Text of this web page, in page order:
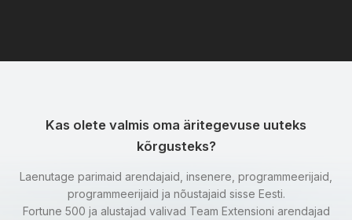
Kas olete valmis oma äritegevuse uuteks
kõrgusteks?
Laenutage parimaid arendajaid, insenere, programmeerijaid,
programmeerijaid ja nõustajaid sisse Eesti.
Fortune 500 ja alustajad valivad Team Extensioni arendajad